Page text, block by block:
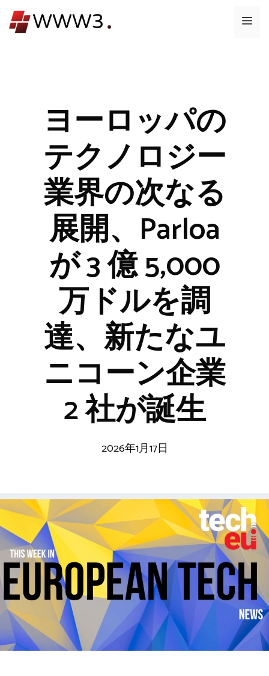
ン
メ
ヨーロッパの
テクノロジー
業界の次なる
展開、Parloa
が 3 億 5,000
万ドルを調
達、新たなユ
ニコーン企業
2 社が誕生
2026年1月17日